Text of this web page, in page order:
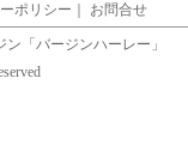
ポリシー お問合せ
「バージンハーレー」